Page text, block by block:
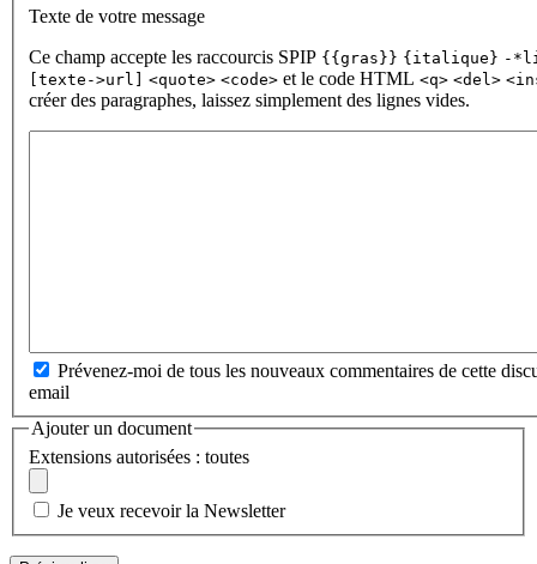
Texte de votre message
Ce champ accepte les raccourcis SPIP {{gras}} {italique} -
[texte->url]
<quote> <code> et le code HTML <q> <del>
créer des paragraphes, laissez simplement des lignes vides.
Prévenez-moi de tous les nouveaux commentaires de cette
email
Ajouter un document
Extensions autorisées : toutes
Je veux recevoir la Newsletter